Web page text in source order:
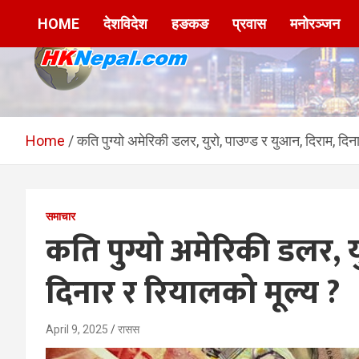
HKNepal.com –
हङकङबाट सञ्चालित पहिलो
hknepal, hknepal.com, hk nepal, hk nepal com
HOME देशविदेश हङकङ प्रवास मनोरञ्जन
Home कति पुग्यो अमेरिकी डलर, युरो, पाउण्ड र युआन, दिराम,
समाचार
कति पुग्यो अमेरिकी डलर,
दिनार र रियालको मूल्य ?
April 9, 2025 रासस